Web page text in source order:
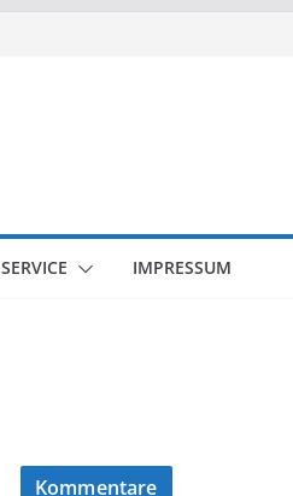
SERVICE IMPRESSUM
Kommentare